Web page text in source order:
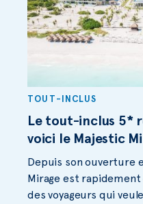
TOUT-INCLUS
Le tout-inclus 5*
voici le Majestic
Depuis son ouverture
Mirage est
des voyageurs qui